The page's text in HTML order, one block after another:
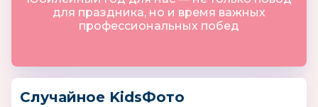
для праздника, но и время важных
профессиональных побед
Случайное KidsФото